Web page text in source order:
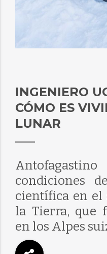
INGENIERO
CÓMO ES
LUNAR
condiciones
científica en el
la Tierra, que
en los Alpes